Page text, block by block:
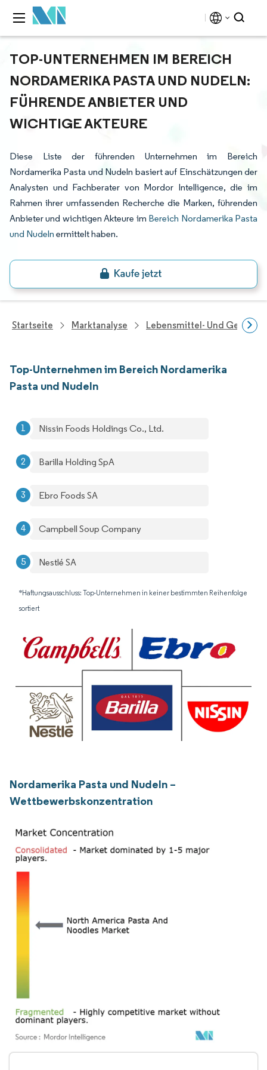
TOP-UNTERNEHMEN IM BEREICH
NORDAMERIKA PASTA UND NUDELN:
FÜHRENDE ANBIETER UND
WICHTIGE AKTEURE
Diese Liste der führenden Unternehmen im Bereich
Nordamerika Pasta und Nudeln basiert auf Einschätzungen der
Analysten und Fachberater von Mordor Intelligence, die im
Rahmen ihrer umfassenden Recherche die Marken, führenden
Anbieter und wichtigen Akteure im Bereich Nordamerika Pasta
und Nudeln ermittelt haben.
Startseite Marktanalyse Lebensmittel- Und
Top-Unternehmen im Bereich Nordamerika
Pasta und Nudeln
Nissin Foods Holdings Co., Ltd.
Barilla Holding SpA
Ebro Foods SA
Campbell Soup Company
Nestlé SA
*Haftungsausschluss: Top-Unternehmen in keiner bestimmten Reihenfolge
sortiert
Nordamerika Pasta und Nudeln –
Wettbewerbskonzentration